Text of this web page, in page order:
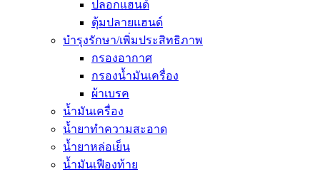
ปลอกแฮนด์
ตุ้มปลายแฮนด์
บำรุงรักษา/เพิ่มประสิทธิภาพ
กรองอากาศ
กรองน้ำมันเครื่อง
ผ้าเบรค
น้ำมันเครื่อง
น้ำยาทำความสะอาด
น้ำยาหล่อเย็น
น้ำมันเฟืองท้าย